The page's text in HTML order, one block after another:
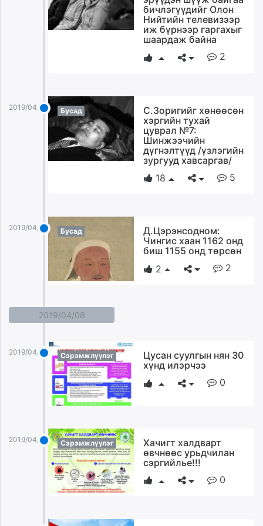
бичлэгүүдийг Олон
Нийтийн телевизээр
иж бүрнээр гаргахыг
шаардаж байна
2
2019/04/09 Бусад
С.Зоригийг хөнөөсөн
хэргийн тухай
цуврал №7:
Шинжээчийн
дүгнэлтүүд /үзлэгийн
зургууд хавсаргав/
18
5
2019/04/09 Бусад
Д.Цэрэнсодном:
Чингис хаан 1162 онд
биш 1155 онд төрсөн
2
2
2019/04/08
2019/04/08 Сэрэмжлүүлэг
Цусан суулгын нян 30
хүнд илэрчээ
0
2019/04/08 Сэрэмжлүүлэг
Хачигт халдварт
өвчнөөс урьдчилан
сэргийлье!!!
0